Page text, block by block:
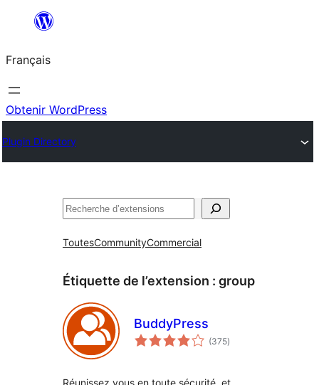
contenu
Français
Obtenir WordPress
Plugin Directory
Rechercher
ToutesCommunityCommercial
Étiquette de l’extension : group
BuddyPress
(375notes
en
)
Réunissez vous en toute sécurité, et